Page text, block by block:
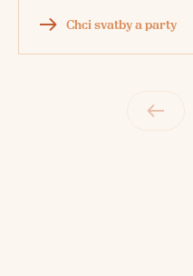
Chci svatby a party